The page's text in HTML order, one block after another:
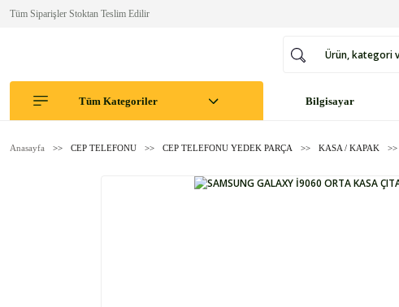
Tüm Siparişler Stoktan Teslim Edilir
Tüm Kategoriler Bilgisayar
Anasayfa CEP TELEFONU CEP TELEFONU YEDEK PARÇA KASA / KAPAK